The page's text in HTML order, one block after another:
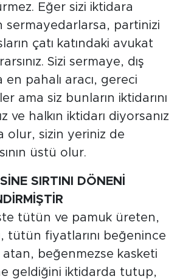
Eğer sizi iktidara
sermayedarlarsa, partinizi
çatı katındaki avukat
Sizi sermaye, dış
pahalı aracı, gereci
ama siz bunların iktidarını
ve halkın iktidarı diyorsanız
olur, sizin yeriniz de
üstü olur.
SIRTINI DÖNENİ
tütün ve pamuk üreten,
tütün fiyatlarını beğenince
atan, beğenmezse kasketi
geldiğini iktidarda tutup,